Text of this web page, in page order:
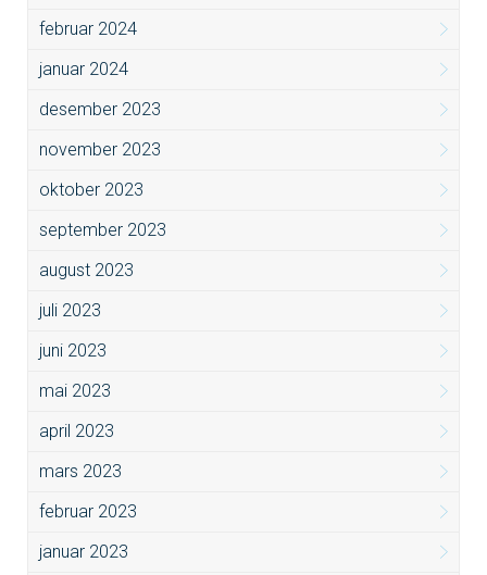
februar 2024
januar 2024
desember 2023
november 2023
oktober 2023
september 2023
august 2023
juli 2023
juni 2023
mai 2023
april 2023
mars 2023
februar 2023
januar 2023